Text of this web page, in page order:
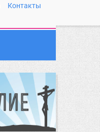
Контакты